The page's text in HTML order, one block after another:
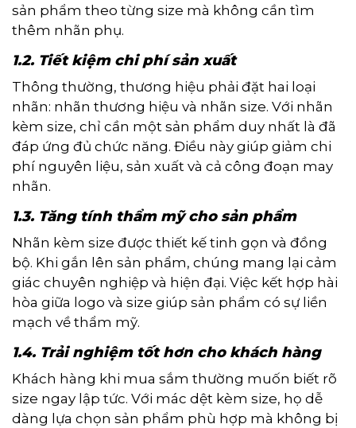
sản phẩm theo từng size mà không cần tìm
thêm nhãn phụ.
1.2. Tiết kiệm chi phí sản xuất
Thông thường, thương hiệu phải đặt hai loại
nhãn: nhãn thương hiệu và nhãn size. Với nhãn
kèm size, chỉ cần một sản phẩm duy nhất là đã
đáp ứng đủ chức năng. Điều này giúp giảm chi
phí nguyên liệu, sản xuất và cả công đoạn may
nhãn.
1.3. Tăng tính thẩm mỹ cho sản phẩm
Nhãn kèm size được thiết kế tinh gọn và đồng
bộ. Khi gắn lên sản phẩm, chúng mang lại cảm
giác chuyên nghiệp và hiện đại. Việc kết hợp hài
hòa giữa logo và size giúp sản phẩm có sự liền
mạch về thẩm mỹ.
1.4. Trải nghiệm tốt hơn cho khách hàng
Khách hàng khi mua sắm thường muốn biết rõ
size ngay lập tức. Với mác dệt kèm size, họ dễ
dàng lựa chọn sản phẩm phù hợp mà không bị